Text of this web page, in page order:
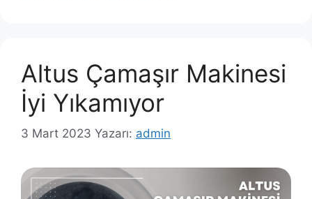
Altus Çamaşır Makinesi
İyi Yıkamıyor
3 Mart 2023 Yazarı: admin